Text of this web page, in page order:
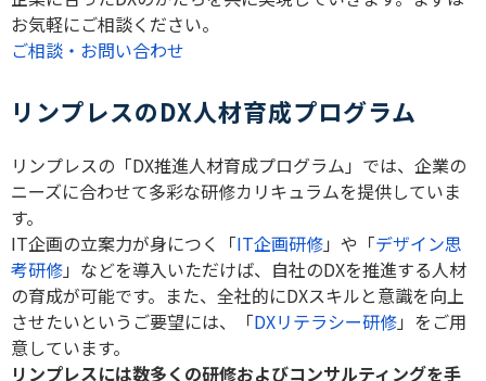
お気軽にご相談ください。
ご相談・お問い合わせ
リンプレスのDX人材育成プログラム
リンプレスの「DX推進人材育成プログラム」では、企業の
ニーズに合わせて多彩な研修カリキュラムを提供していま
す。
IT企画の立案力が身につく「IT企画研修」や「デザイン思
考研修」などを導入いただけば、自社のDXを推進する人材
の育成が可能です。また、全社的にDXスキルと意識を向上
させたいというご要望には、「DXリテラシー研修」をご用
意しています。
リンプレスには数多くの研修およびコンサルティングを手